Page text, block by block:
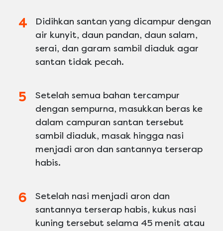
Didihkan santan yang dicampur dengan
air kunyit, daun pandan, daun salam,
serai, dan garam sambil diaduk agar
santan tidak pecah.
Setelah semua bahan tercampur
dengan sempurna, masukkan beras ke
dalam campuran santan tersebut
sambil diaduk, masak hingga nasi
menjadi aron dan santannya terserap
habis.
Setelah nasi menjadi aron dan
santannya terserap habis, kukus nasi
kuning tersebut selama 45 menit atau